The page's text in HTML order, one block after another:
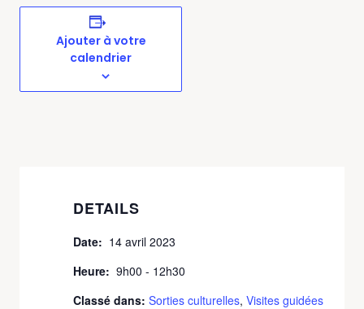
Ajouter à votre
calendrier
DETAILS
Date: 14 avril 2023
Heure: 9h00 - 12h30
Classé dans: Sorties culturelles, Visites guidées